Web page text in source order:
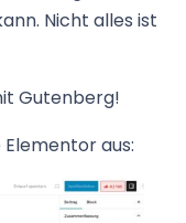
Nicht alles ist
Gutenberg!
aus: